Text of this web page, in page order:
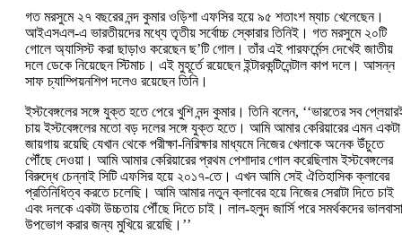
গত মরসুমে ২৭ বছরের নন্দ কুমার ওড়িশা এফসির হয়ে ৯৫ শতাংশ ম্যাচ খেলেছেন।
আইএসএল-এ ভারতীয়দের মধ্যে তৃতীয় সর্বোচ্চ স্কোরার তিনিই। গত মরসুমে ২০টি
গোলে অ্যাসিস্ট করা ছাড়াও করেছেন ছ’টি গোল। তাঁর এই পারফর্মেন্স দেখেই জাতীয়
দলে ডেকে নিয়েছেন স্টিমাচ। এই মুহূর্তে রয়েছেন ইন্টারকন্টিনেন্টাল কাপ দলে। আসন্ন
সাফ চ্যাম্পিয়নশিপ দলেও রয়েছেন তিনি।
ইস্টবেঙ্গলের সঙ্গে যুক্ত হতে পেরে খুশি নন্দ কুমার। তিনি বলেন, ‘‘ভারতের সব
চায় ইস্টবেঙ্গলের মতো বড় দলের সঙ্গে যুক্ত হতে। আমি আমার কেরিয়ারের এমন একটা
জায়গায় রয়েছি যেখান থেকে পরীক্ষা-নিরিক্ষার মাধ্যমে নিজের খেলাকে অনেক উঁচুতে
পৌঁছে দেওয়া। আমি আমার কেরিয়ারের প্রথম পেশাদার গোল করেছিলাম ইস্টবেঙ্গলের
বিরুদ্ধে চে‌ন্নাই সিটি এফসির হয়ে ২০১৭-তে। এখন আমি সেই ঐতিহাসিক ক্লাবের
প্রতিনিধিত্ব করতে চলেছি। আমি আমার নতুন ক্লাবের হয়ে নিজের সেরাটা দিতে চাই
এবং দলকে একটা উচ্চতায় পৌঁছে দিতে চাই। লাল-হলুদ জার্সি পরে সমর্থকদের ভালবাসা
উপভোগ করার জন্য মুখিয়ে রয়েছি।’’